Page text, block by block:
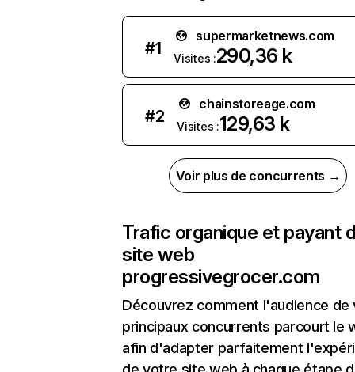
#1
supermarketnews.com
Visites :290,36 k
#2
chainstoreage.com
Visites :129,63 k
Voir plus de concurrents →
Trafic organique et payant
site web
progressivegrocer.com
Découvrez comment l'audience de
principaux concurrents parcourt le
afin d'adapter parfaitement